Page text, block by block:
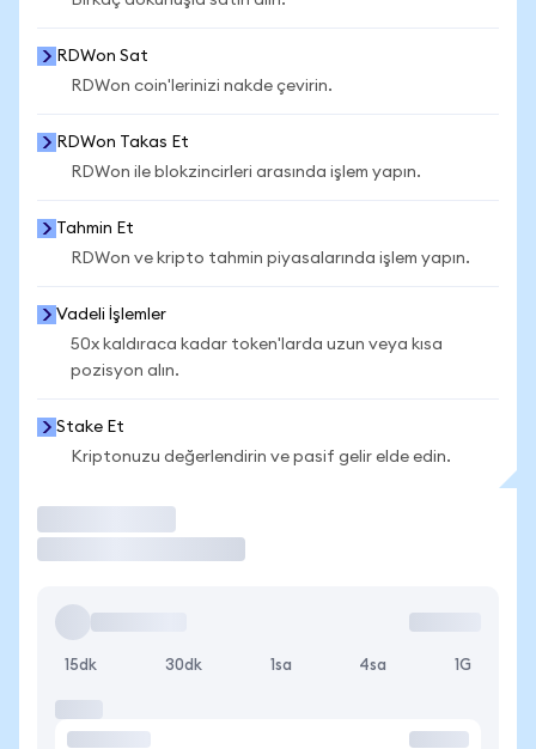
RDWon Sat
RDWon coin'lerinizi nakde çevirin.
RDWon Takas Et
RDWon ile blokzincirleri arasında işlem yapın.
Tahmin Et
RDWon ve kripto tahmin piyasalarında işlem yapın.
Vadeli İşlemler
50x kaldıraca kadar token'larda uzun veya kısa
pozisyon alın.
Stake Et
Kriptonuzu değerlendirin ve pasif gelir elde edin.
15dk 30dk 1sa 4sa 1G